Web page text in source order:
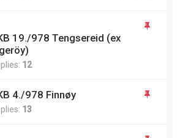
19./978 Tengsereid (ex
12
4./978 Finnøy
13